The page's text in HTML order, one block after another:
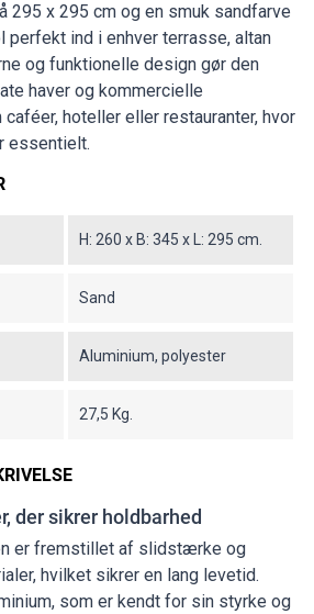
295 x 295 cm og en smuk sandfarve
perfekt ind i enhver terrasse, altan
og funktionelle design gør den
haver og kommercielle
hoteller eller restauranter, hvor
essentielt.
H: 260 x B: 345 x L: 295 cm.
Sand
Aluminium, polyester
27,5 Kg.
der sikrer holdbarhed
er fremstillet af slidstærke og
hvilket sikrer en lang levetid.
som er kendt for sin styrke og